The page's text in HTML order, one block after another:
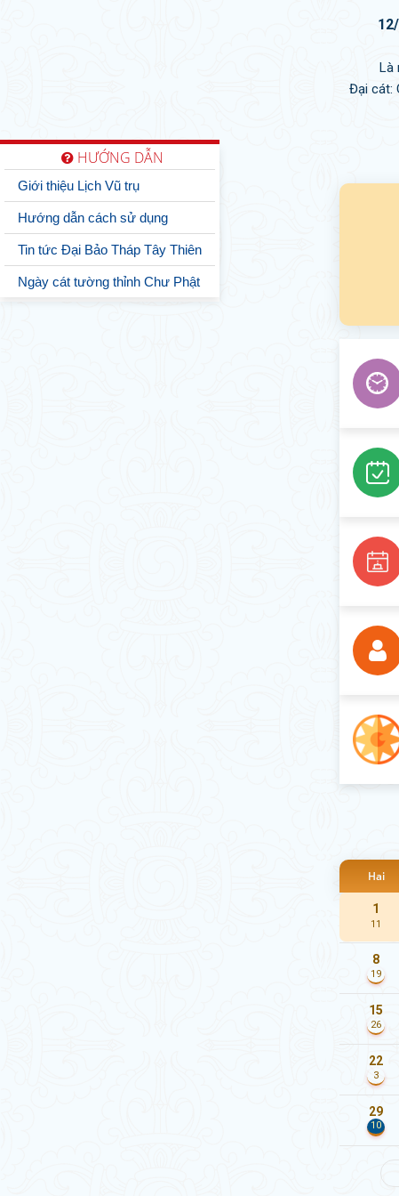
Là
Đại cát:
Hai
1
11
8
19
15
26
22
3
29
10
HƯỚNG DẪN
Giới thiệu Lịch Vũ trụ
Hướng dẫn cách sử dụng
Tin tức Đại Bảo Tháp Tây Thiên
Ngày cát tường thỉnh Chư Phật